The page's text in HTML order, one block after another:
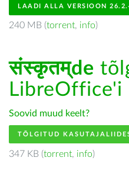
LAADI ALLA VERSIOON
240 MB (torrent, info)
संस्कृतम्de
LibreOffice'i
Soovid muud keelt?
TÕLGITUD
347 KB (torrent, info)